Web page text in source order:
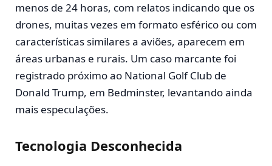
menos de 24 horas, com relatos indicando que os
drones, muitas vezes em formato esférico ou com
características similares a aviões, aparecem em
áreas urbanas e rurais. Um caso marcante foi
registrado próximo ao National Golf Club de
Donald Trump, em Bedminster, levantando ainda
mais especulações.
Tecnologia Desconhecida